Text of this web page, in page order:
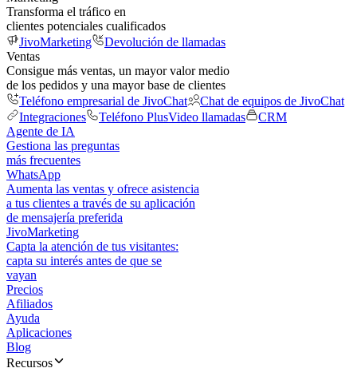
Transforma el tráfico en
clientes potenciales cualificados
JivoMarketing
Devolución de llamadas
Ventas
Consigue más ventas, un mayor valor medio
de los pedidos y una mayor base de clientes
Teléfono empresarial de JivoChat
Chat de equipos de JivoChat
Integraciones
Teléfono PlusVideo llamadas
CRM
Agente de IA
Gestiona las preguntas
más frecuentes
WhatsApp
Aumenta las ventas y ofrece asistencia
a tus clientes a través de su aplicación
de mensajería preferida
JivoMarketing
Capta la atención de tus visitantes:
capta su interés antes de que se
vayan
Precios
Afiliados
Ayuda
Aplicaciones
Blog
Recursos